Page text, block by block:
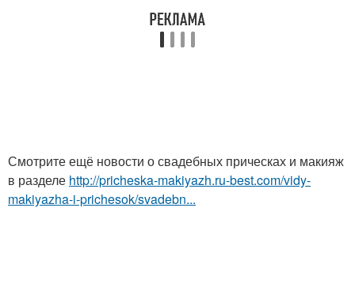
Смотрите ещё новости о свадебных прическах и макияж
в разделе http://pricheska-makiyazh.ru-best.com/vidy-
makiyazha-i-prichesok/svadebn...